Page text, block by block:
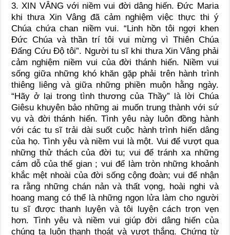
3. XIN VÂNG với niềm vui đời dâng hiến. Đức Maria
khi thưa Xin Vâng đã cảm nghiệm việc thực thi ý
Chúa chứa chan niềm vui. “Linh hồn tôi ngợi khen
Đức Chúa và thần trí tôi vui mừng vì Thiên Chúa
Đấng Cứu Độ tôi”. Người tu sĩ khi thưa Xin Vâng phải
cảm nghiệm niềm vui của đời thánh hiến. Niềm vui
sống giữa những khó khăn gặp phải trên hành trình
thiêng liêng và giữa những phiền muộn hằng ngày.
“Hãy ở lại trong tình thương của Thầy” là lời Chúa
Giêsu khuyên bảo những ai muốn trung thành với sứ
vụ và đời thánh hiến. Tình yêu này luôn đồng hành
với các tu sĩ trải dài suốt cuộc hành trình hiến dâng
của họ. Tình yêu và niềm vui là một. Vui để vượt qua
những thử thách của đời tu; vui để tránh xa những
cám dỗ của thế gian ; vui để làm tròn những khoảnh
khắc mệt nhoài của đời sống cộng đoàn; vui để nhận
ra rằng những chán nản và thất vọng, hoài nghi và
hoang mang có thể là những ngọn lửa làm cho người
tu sĩ được thanh luyện và tôi luyện cách trọn vẹn
hơn. Tình yêu và niềm vui giúp đời dâng hiến của
chúng ta luôn thanh thoát và vượt thắng. Chứng từ